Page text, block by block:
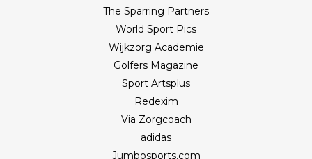
The Sparring Partners
World Sport Pics
Wijkzorg Academie
Golfers Magazine
Sport Artsplus
Redexim
Via Zorgcoach
adidas
Jumbosports.com